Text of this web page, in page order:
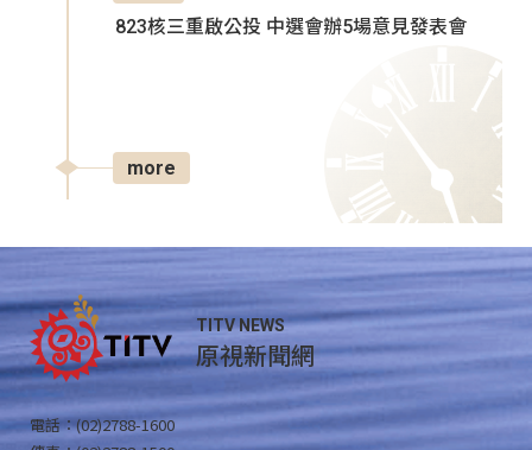
823核三重啟公投 中選會辦5場意見發表會
more
TITV NEWS
原視新聞網
電話：(02)2788-1600